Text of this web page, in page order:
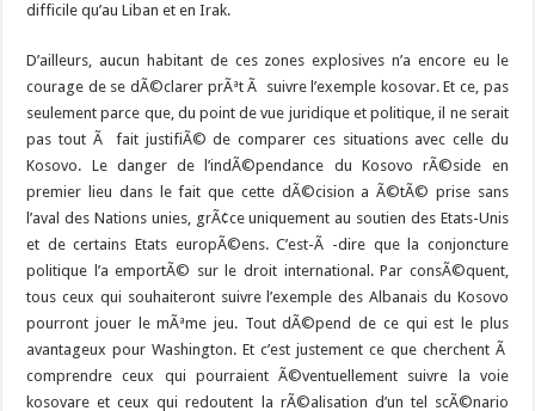
difficile qu’au Liban et en Irak.
D’ailleurs, aucun habitant de ces zones explosives n’a encore eu le
courage de se dÃ©clarer prÃªt Ã suivre l’exemple kosovar. Et ce, pas
seulement parce que, du point de vue juridique et politique, il ne serait
pas tout Ã fait justifiÃ© de comparer ces situations avec celle du
Kosovo. Le danger de l’indÃ©pendance du Kosovo rÃ©side en
premier lieu dans le fait que cette dÃ©cision a Ã©tÃ© prise sans
l’aval des Nations unies, grÃ¢ce uniquement au soutien des Etats-Unis
et de certains Etats europÃ©ens. C’est-Ã -dire que la conjoncture
politique l’a emportÃ© sur le droit international. Par consÃ©quent,
tous ceux qui souhaiteront suivre l’exemple des Albanais du Kosovo
pourront jouer le mÃªme jeu. Tout dÃ©pend de ce qui est le plus
avantageux pour Washington. Et c’est justement ce que cherchent Ã
comprendre ceux qui pourraient Ã©ventuellement suivre la voie
kosovare et ceux qui redoutent la rÃ©alisation d’un tel scÃ©nario